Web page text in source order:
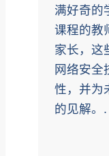
满好奇的
课程的教
家长，这
网络安全
性，并为
的见解。.